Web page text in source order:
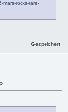
mars-rocks-rare-
Gespeichert